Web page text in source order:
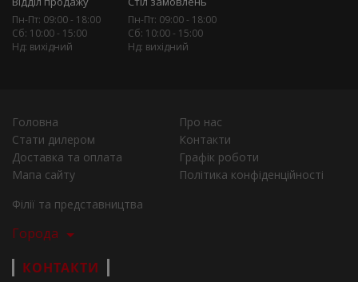
Пн-Пт: 09:00 - 18:00
Сб: 10:00 - 15:00
Нд: вихідний
Пн-Пт: 09:00 - 18:00
Сб: 10:00 - 15:00
Нд: вихідний
Головна
Про нас
Стати дилером
Контакти
Доставка та оплата
Графік роботи
Мапа сайту
Політика конфіденційності
Філії та представництва
Города
КОНТАКТИ